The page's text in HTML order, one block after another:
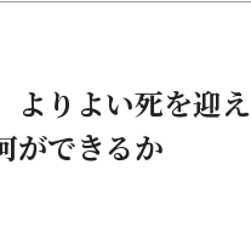
りよい死を迎え
ができるか